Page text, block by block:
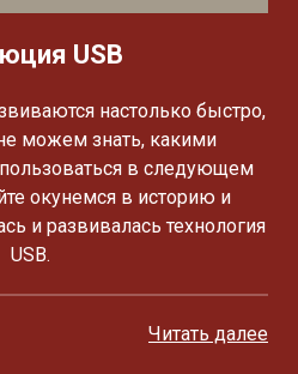
USB
настолько быстро,
можем знать, какими
в следующем
окунемся в историю и
и развивалась технология
USB.
Читать далее